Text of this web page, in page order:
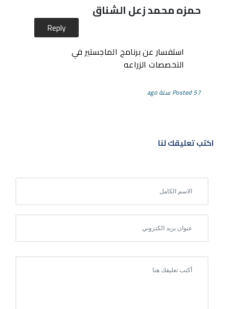
حمزه محمد زعل الشناق
Posted 57 سنة ago
استفسار عن برنامج الماجستير في
التخصصات الزراعه
Reply
اكتب تعليقك لنا